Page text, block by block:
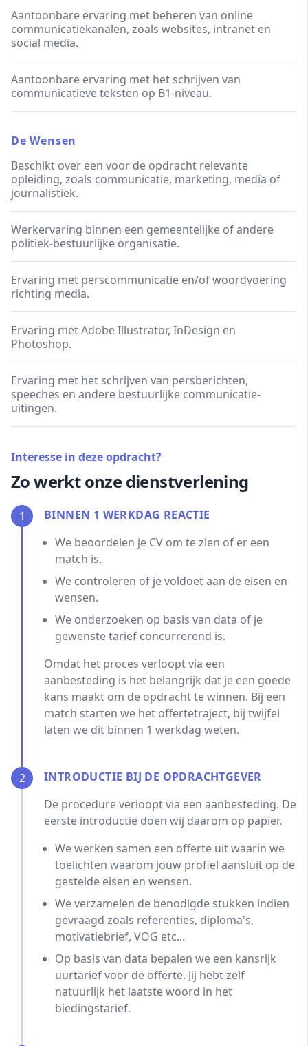
Aantoonbare ervaring met beheren van online
communicatiekanalen, zoals websites, intranet en
social media.
Aantoonbare ervaring met het schrijven van
communicatieve teksten op B1-niveau.
De Wensen
Beschikt over een voor de opdracht relevante
opleiding, zoals communicatie, marketing, media of
journalistiek.
Werkervaring binnen een gemeentelijke of andere
politiek-bestuurlijke organisatie.
Ervaring met perscommunicatie en/of woordvoering
richting media.
Ervaring met Adobe Illustrator, InDesign en
Photoshop.
Ervaring met het schrijven van persberichten,
speeches en andere bestuurlijke communicatie-
uitingen.
Interesse in deze opdracht?
Zo werkt onze dienstverlening
1
BINNEN 1 WERKDAG REACTIE
We beoordelen je CV om te zien of er een
match is.
We controleren of je voldoet aan de eisen en
wensen.
We onderzoeken op basis van data of je
gewenste tarief concurrerend is.
Omdat het proces verloopt via een
aanbesteding is het belangrijk dat je een goede
kans maakt om de opdracht te winnen. Bij een
match starten we het offertetraject, bij twijfel
laten we dit binnen 1 werkdag weten.
2
INTRODUCTIE BIJ DE OPDRACHTGEVER
De procedure verloopt via een aanbesteding. De
eerste introductie doen wij daarom op papier.
We werken samen een offerte uit waarin we
toelichten waarom jouw profiel aansluit op de
gestelde eisen en wensen.
We verzamelen de benodigde stukken indien
gevraagd zoals referenties, diploma's,
motivatiebrief, VOG etc...
Op basis van data bepalen we een kansrijk
uurtarief voor de offerte. Jij hebt zelf
natuurlijk het laatste woord in het
biedingstarief.